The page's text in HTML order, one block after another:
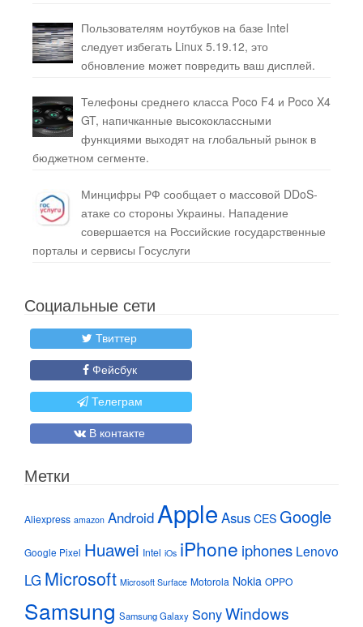
Пользователям ноутбуков на базе Intel
следует избегать Linux 5.19.12, это
обновление может повредить ваш дисплей.
Телефоны среднего класса Poco F4 и Poco X4
GT, напичканные высококлассными
функциями выходят на глобальный рынок в
бюджетном сегменте.
Минцифры РФ сообщает о массовой DDoS-
атаке со стороны Украины. Нападение
совершается на Российские государственные
порталы и сервисы Госуслуги
Социальные сети
Твиттер
Фейсбук
Телеграм
В контакте
Метки
Aliexpress amazon Android Apple Asus CES Google
Google Pixel Huawei Intel iOs iPhone iphones Lenovo
LG Microsoft Microsoft Surface Motorola Nokia OPPO
Samsung Samsung Galaxy SonyWindows